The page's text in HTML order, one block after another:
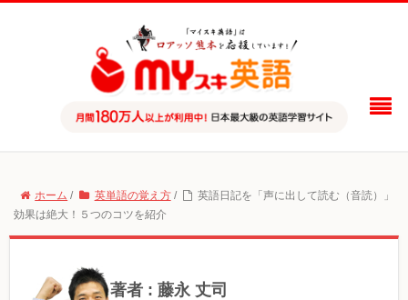
ホーム / 英単語の覚え方 /
英語日記を「声に出して読む（音読）」
効果は絶大！５つのコツを紹介
著者 : 藤永 丈司